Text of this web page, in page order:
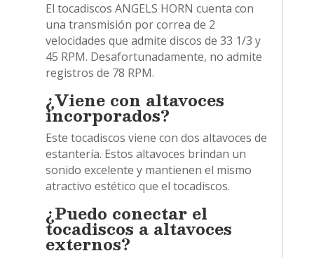
El tocadiscos ANGELS HORN cuenta con
una transmisión por correa de 2
velocidades que admite discos de 33 1/3 y
45 RPM. Desafortunadamente, no admite
registros de 78 RPM.
¿Viene con altavoces
incorporados?
Este tocadiscos viene con dos altavoces de
estantería. Estos altavoces brindan un
sonido excelente y mantienen el mismo
atractivo estético que el tocadiscos.
¿Puedo conectar el
tocadiscos a altavoces
externos?